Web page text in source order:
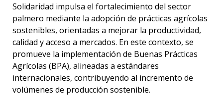
Solidaridad impulsa el fortalecimiento del sector
palmero mediante la adopción de prácticas agrícolas
sostenibles, orientadas a mejorar la productividad,
calidad y acceso a mercados. En este contexto, se
promueve la implementación de Buenas Prácticas
Agrícolas (BPA), alineadas a estándares
internacionales, contribuyendo al incremento de
volúmenes de producción sostenible.